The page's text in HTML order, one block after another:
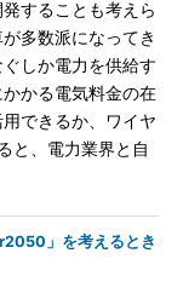
することも考えら
多数派になってき
しか電力を供給す
かる電気料金の在
できるか、ワイヤ
と、電力業界と自
」を考えるとき